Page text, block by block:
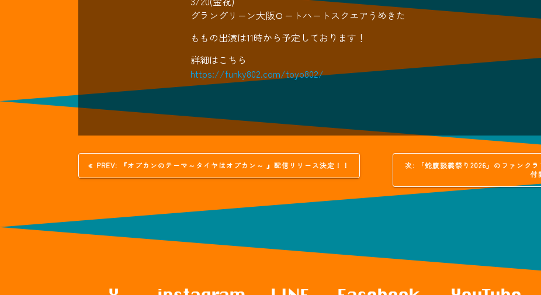
グラングリーン大阪ロートハートスクエアうめきた
ももの出演は11時から予定しております！
詳細はこちら
https://funky802.com/toyo802/
投
ナ
PREV:
過
の
『オプカンのテーマ～タイヤはオプカン～ 』配信リリース決定！！ 次:
次
稿:
「蛇腹談義祭り2026」のファンク
付